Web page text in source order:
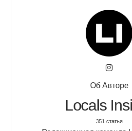
Об Авторе
Locals
351 статья